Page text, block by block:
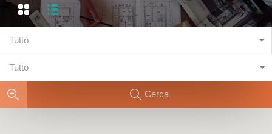
Tutto
Tutto
Cerca